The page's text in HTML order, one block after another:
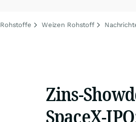
Rohstoffe Weizen Rohstoff
Zins-
SpaceX-